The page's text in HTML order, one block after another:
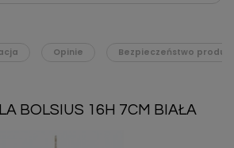
Opinie Bezpieczeństwo
BOLSIUS 16H 7CM BIAŁA